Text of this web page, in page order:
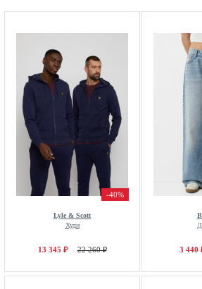
-40%
Lyle & Scott
Худи
13 345 ₽ 22 260 ₽ 3 440